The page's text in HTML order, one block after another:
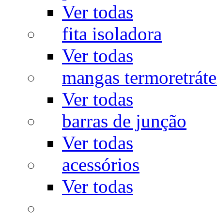
Ver todas
fita isoladora
Ver todas
mangas
Ver todas
barras de junção
Ver todas
acessórios
Ver todas